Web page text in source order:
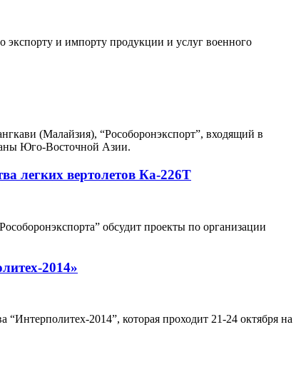
экспорту и импорту продукции и услуг военного
(Малайзия), “Рособоронэкспорт”, входящий в
Юго-Восточной Азии.
легких вертолетов Ка-226Т
обсудит проекты по организации
2014»
2014”, которая проходит 21-24 октября на